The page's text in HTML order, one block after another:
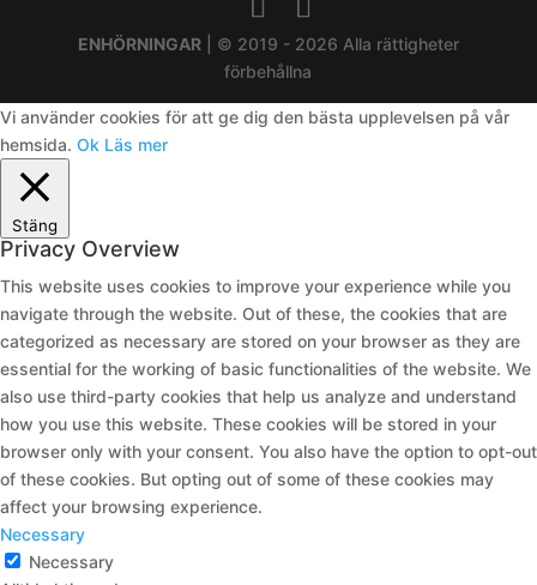
ENHÖRNINGAR| © 2019 - 2026 Alla rättigheter
förbehållna
Vi använder cookies för att ge dig den bästa upplevelsen på vår
hemsida. Ok Läs mer
Stäng
Privacy Overview
This website uses cookies to improve your experience while you
navigate through the website. Out of these, the cookies that are
categorized as necessary are stored on your browser as they are
essential for the working of basic functionalities of the website. We
also use third-party cookies that help us analyze and understand
how you use this website. These cookies will be stored in your
browser only with your consent. You also have the option to opt-out
of these cookies. But opting out of some of these cookies may
affect your browsing experience.
Necessary
Necessary